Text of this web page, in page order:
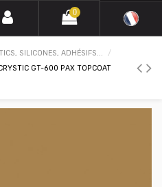
0
SILICONES, ADHÉSIFS...
GT-600 PAX TOPCOAT